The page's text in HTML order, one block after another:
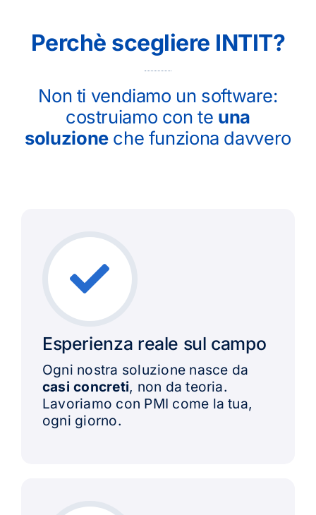
Perchè scegliere INTIT?
Non ti vendiamo un software:
costruiamo con te una
soluzioneche funziona davvero
Esperienza reale sul campo
Ogni nostra soluzione nasce da
casi concreti, non da teoria.
Lavoriamo con PMI come la tua,
ogni giorno.